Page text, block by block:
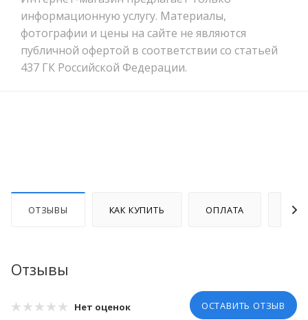
информационную услугу. Материалы,
фотографии и цены на сайте не являются
публичной офертой в соответствии со статьей
437 ГК Российской Федерации.
ОТЗЫВЫ КАК КУПИТЬ ОПЛАТА
Отзывы
Нет оценок ОСТАВИТЬ ОТЗЫВ